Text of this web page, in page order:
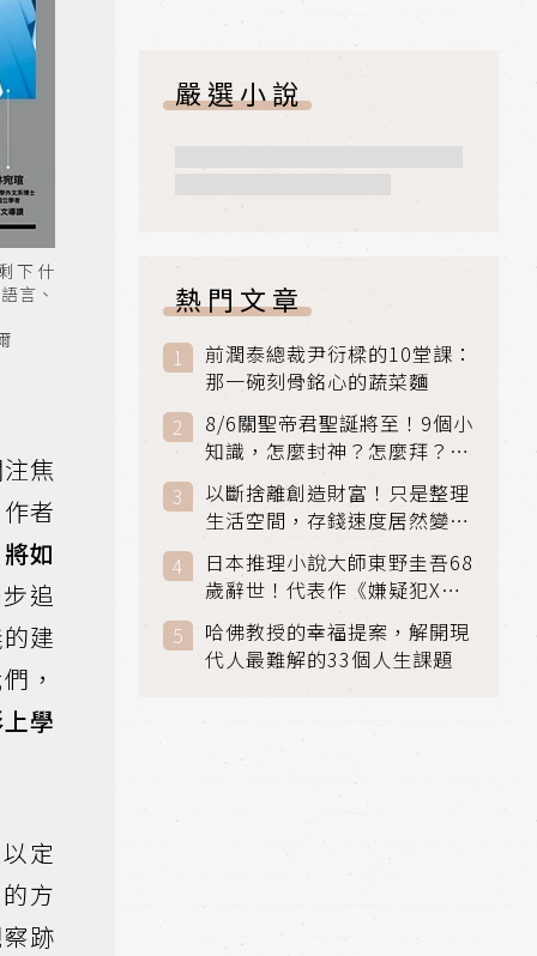
下什
言、
焦
者
如
追
建
，
學
定
方
跡
嚴選小說
熱門文章
前潤泰總裁尹衍樑的10堂課：
那一碗刻骨銘心的蔬菜麵
8/6關聖帝君聖誕將至！9個小
知識，怎麼封神？怎麼拜？該
拜哪個關帝？
以斷捨離創造財富！只是整理
生活空間，存錢速度居然變快
日本推理小說大師東野圭吾68
歲辭世！代表作《嫌疑犯X的
獻身》《解憂雜貨店》獲獎無
數
哈佛教授的幸福提案，解開現
代人最難解的33個人生課題